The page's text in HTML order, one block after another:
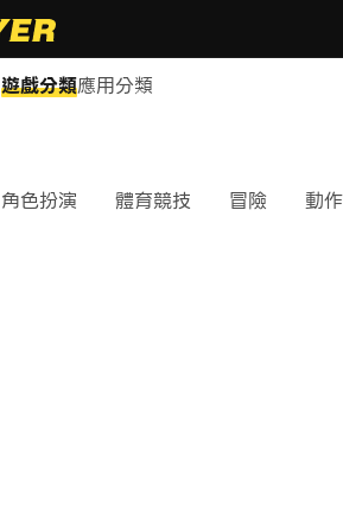
遊戲分類應用分類
角色扮演 體育競技 冒險 動作